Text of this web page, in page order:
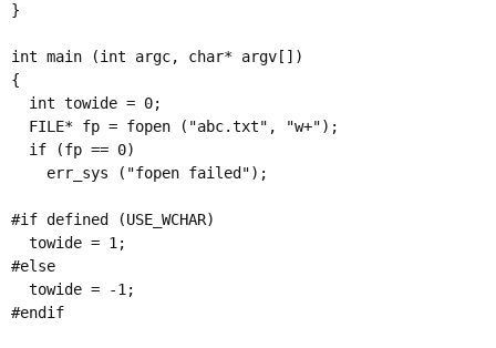
}
int main (int argc, char* argv[])
{
  int towide = 0;
  FILE* fp = fopen ("abc.txt", "w+");
  if (fp == 0)
    err_sys ("fopen failed");
#if defined (USE_WCHAR)
  towide = 1;
#else
  towide = -1;
#endif